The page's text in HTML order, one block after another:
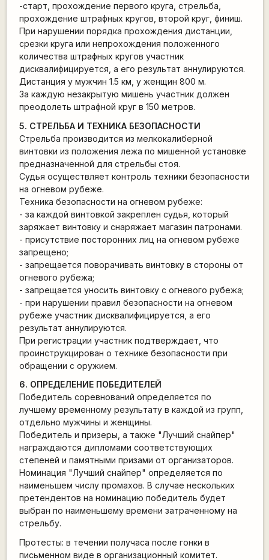
-старт, прохождение первого круга, стрельба,
прохождение штрафных кругов, второй круг, финиш.
При нарушении порядка прохождения дистанции,
срезки круга или непрохождения положенного
количества штрафных кругов участник
дисквалифицируется, а его результат аннулируются.
Дистанция у мужчин 1.5 км, у женщин 800 м.
За каждую незакрытую мишень участник должен
преодолеть штрафной круг в 150 метров.
5. СТРЕЛЬБА И ТЕХНИКА БЕЗОПАСНОСТИ
Стрельба производится из мелкокалиберной
винтовки из положения лежа по мишенной установке
предназначенной для стрельбы стоя.
Судья осуществляет контроль техники безопасности
на огневом рубеже.
Техника безопасности на огневом рубеже:
- за каждой винтовкой закреплен судья, который
заряжает винтовку и снаряжает магазин патронами.
- присутствие посторонних лиц на огневом рубеже
запрещено;
- запрещается поворачивать винтовку в стороны от
огневого рубежа;
- запрещается уносить винтовку с огневого рубежа;
- при нарушении правил безопасности на огневом
рубеже участник дисквалифицируется, а его
результат аннулируются.
При регистрации участник подтверждает, что
проинструкцирован о технике безопасности при
обращении с оружием.
6. ОПРЕДЕЛЕНИЕ ПОБЕДИТЕЛЕЙ
Победитель соревнований определяется по
лучшему временному результату в каждой из групп,
отдельно мужчины и женщины.
Победитель и призеры, а также "Лучший снайпер"
награждаются дипломами соответствующих
степеней и памятными призами от организаторов.
Номинация "Лучший снайпер" определяется по
наименьшем числу промахов. В случае нескольких
претендентов на номинацию победитель будет
выбран по наименьшему времени затраченному на
стрельбу.
Протесты: в течении получаса после гонки в
письменном виде в организационный комитет.